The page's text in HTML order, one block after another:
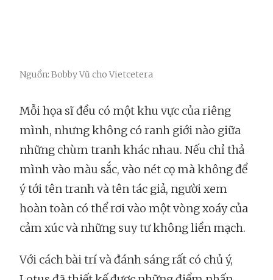
Nguồn: Bobby Vũ cho Vietcetera
Mỗi họa sĩ đều có một khu vực của riêng
mình, nhưng không có ranh giới nào giữa
những chùm tranh khác nhau. Nếu chỉ thả
mình vào màu sắc, vào nét cọ mà không để
ý tới tên tranh và tên tác giả, người xem
hoàn toàn có thể rơi vào một vòng xoáy của
cảm xúc và những suy tư không liền mạch.
Với cách bài trí và đánh sáng rất có chủ ý,